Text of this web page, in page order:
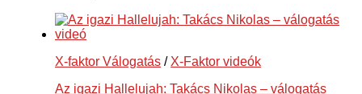
X-faktor Válogatás / X-Faktor videók
Az igazi Hallelujah: Takács Nikolas – válogatás